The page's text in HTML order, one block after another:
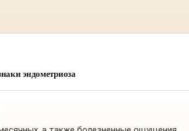
эндометриоза